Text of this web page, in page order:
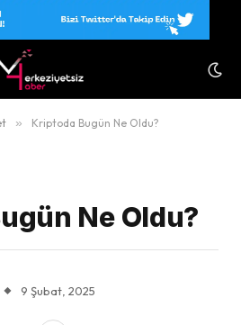
» Kriptoda Bugün Ne Oldu?
Ne Oldu?
9 Şubat, 2025